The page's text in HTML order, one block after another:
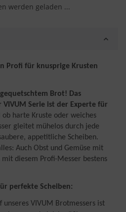
werden geladen ...
Profi für knusprige Krusten
Brot! Das
VIVUM Serie ist der Experte für
ob harte Kruste oder weiches
gleitet mühelos durch jede
appetitliche Scheiben.
Auch Obst und Gemüse mit
mit diesem Profi-Messer bestens
perfekte Scheiben:
unseres VIVUM Brotmessers ist